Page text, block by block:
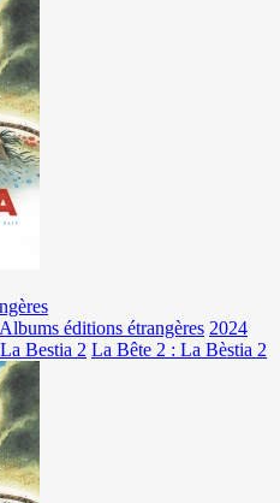
Albums éditions étrangères 2024
Bestia 2 La Bête 2 : La Bèstia 2